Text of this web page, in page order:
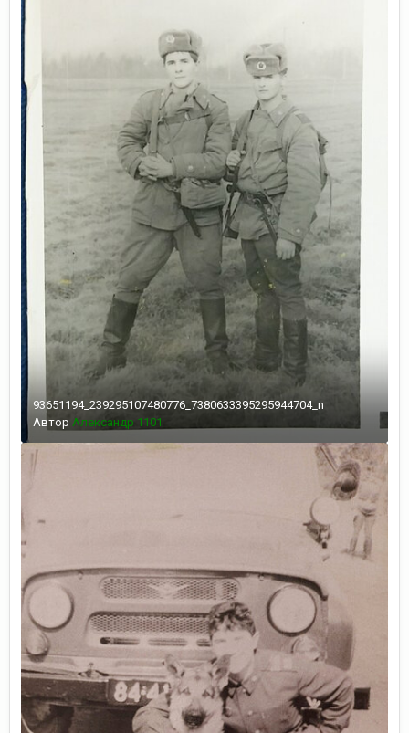
93651194_239295107480776_7380633395295944704_n
Автор Александр 1101